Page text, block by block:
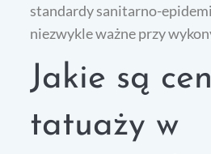
standardy sanitarno-
niezwykle ważne przy
Jakie są
tatuaży w